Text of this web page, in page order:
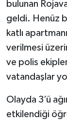
bulunan
geldi. Henüz
katlı
verilmesi
ve polis
vatandaşlar
Olayda 3’ü
etkilendiği